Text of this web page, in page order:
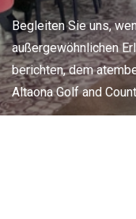
Begleiten Sie uns,
außergewöhnlichen
berichten, dem
Altaona Golf and